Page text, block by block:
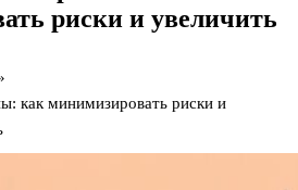
риски и увеличить
как минимизировать риски и